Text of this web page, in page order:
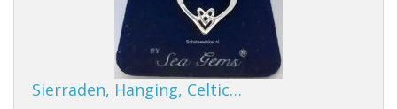
Sierraden, Hanging, Celtic…